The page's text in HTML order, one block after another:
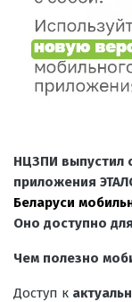
НЦЗПИ выпустил
приложения
Беларуси
Оно доступно
Чем полезно
Доступ к